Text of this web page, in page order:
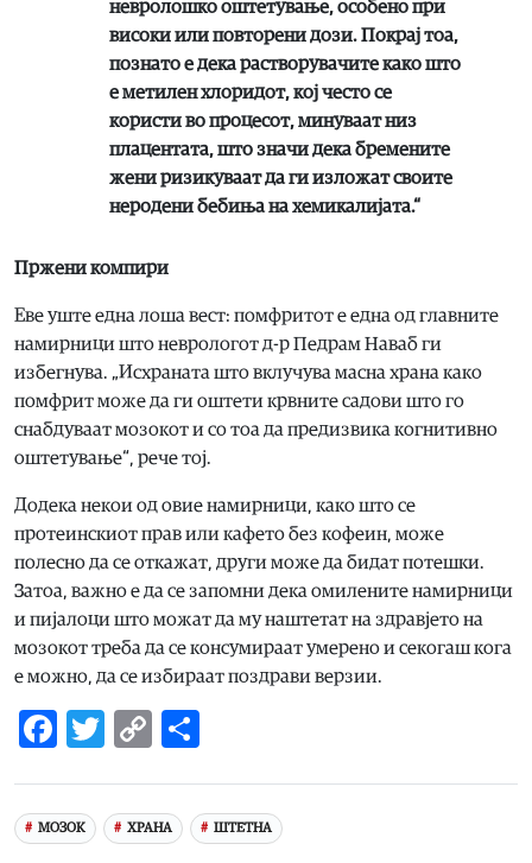
невролошко оштетување, особено при
високи или повторени дози. Покрај тоа,
познато е дека растворувачите како што
е метилен хлоридот, кој често се
користи во процесот, минуваат низ
плацентата, што значи дека бремените
жени ризикуваат да ги изложат своите
неродени бебиња на хемикалијата.“
Пржени компири
Еве уште една лоша вест: помфритот е една од главните
намирници што неврологот д-р Педрам Наваб ги
избегнува. „Исхраната што вклучува масна храна како
помфрит може да ги оштети крвните садови што го
снабдуваат мозокот и со тоа да предизвика когнитивно
оштетување“, рече тој.
Додека некои од овие намирници, како што се
протеинскиот прав или кафето без кофеин, може
полесно да се откажат, други може да бидат потешки.
Затоа, важно е да се запомни дека омилените намирници
и пијалоци што можат да му наштетат на здравјето на
мозокот треба да се консумираат умерено и секогаш кога
е можно, да се избираат поздрави верзии.
Facebook
Twitter
Copy
МОЗОК ХРАНА ШТЕТНА